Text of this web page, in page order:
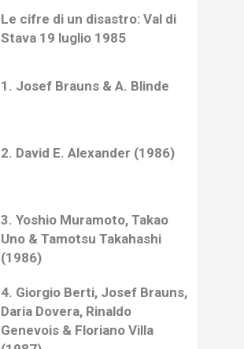
Le cifre di un disastro: Val di
Stava 19 luglio 1985
1. Josef Brauns & A. Blinde
2. David E. Alexander (1986)
3. Yoshio Muramoto, Takao
Uno & Tamotsu Takahashi
(1986)
4. Giorgio Berti, Josef Brauns,
Daria Dovera, Rinaldo
Genevois & Floriano Villa